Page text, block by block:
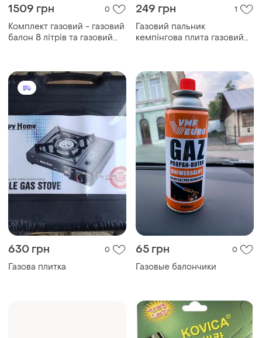
1509 грн 0
Комплект газовий - газовий
балон 8 літрів та газовий
249 грн 1
Газовий пальник
кемпінгова плита газовий
630 грн 0
Газова плитка
65 грн 0
Газовые балончики